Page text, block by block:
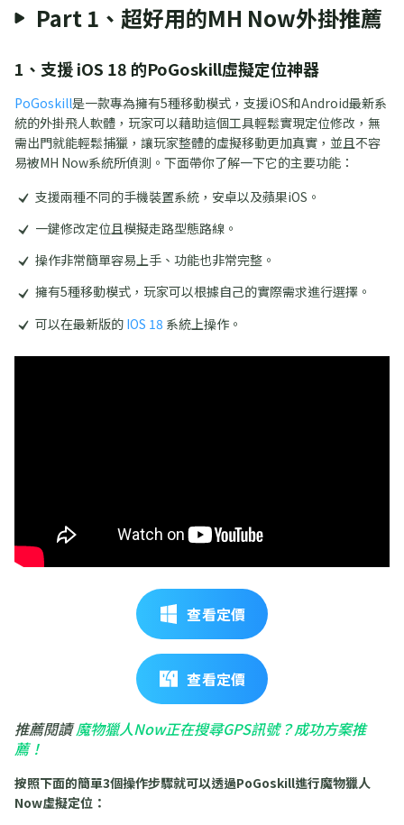
Part 1、超好用的MH Now外掛推薦
1、支援 iOS 18 的PoGoskill虛擬定位神器
PoGoskill是一款專為擁有5種移動模式，支援iOS和Android最新系
統的外掛飛人軟體，玩家可以藉助這個工具輕鬆實現定位修改，無
需出門就能輕鬆捕獵，讓玩家整體的虛擬移動更加真實，並且不容
易被MH Now系統所偵測。下面帶你了解一下它的主要功能：
支援兩種不同的手機裝置系統，安卓以及蘋果iOS。
一鍵修改定位且模擬走路型態路線。
操作非常簡單容易上手、功能也非常完整。
擁有5種移動模式，玩家可以根據自己的實際需求進行選擇。
可以在最新版的 IOS 18 系統上操作。
查看定價
查看定價
推薦閱讀魔物獵人Now正在搜尋GPS訊號？成功方案推
薦！
按照下面的簡單3個操作步驟就可以透過PoGoskill進行魔物獵人
Now虛擬定位：